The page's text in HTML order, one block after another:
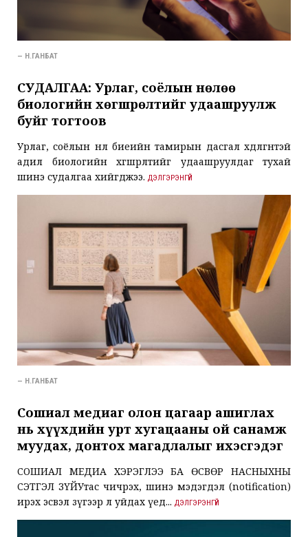
— Н.ГАНБАТ
СУДАЛГАА: Урлаг, соёлын нөлөө
биологийн хөгшрөлтийг удаашруулж
буйг тогтоов
Урлаг, соёлын нөлөө биеийн тамирын дасгал хөдөлгөөнтэй
адил биологийн хөгшрөлтийг удаашруулдаг тухай
шинэ судалгаа хийгджээ. ДЭЛГЭРЭНГҮЙ
— Н.ГАНБАТ
Сошиал медиаг олон цагаар ашиглах
нь хүүхдийн урт хугацааны ой санамж
муудах, донтох магадлалыг ихэсгэдэг
СОШИАЛ МЕДИА ХЭРЭГЛЭЭ БА ӨСВӨР НАСНЫХНЫ
СЭТГЭЛ ЗҮЙУтас чичрэх, шинэ мэдэгдэл (notification)
ирэх эсвэл зүгээр л уйдах үед... ДЭЛГЭРЭНГҮЙ